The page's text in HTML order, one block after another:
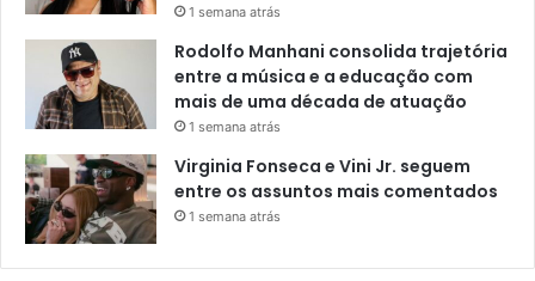
1 semana atrás
Rodolfo Manhani consolida trajetória
entre a música e a educação com
mais de uma década de atuação
1 semana atrás
Virginia Fonseca e Vini Jr. seguem
entre os assuntos mais comentados
1 semana atrás